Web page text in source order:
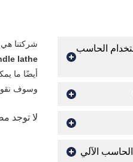
شركتنا
lathe
أيضًا ما
وسوف
لا توجد
الحاسب
الآلي